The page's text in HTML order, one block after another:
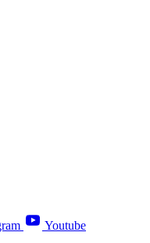
Youtube